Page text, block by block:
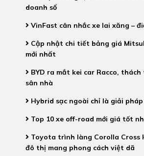
doanh số
VinFast cân nhắc xe lai xăng –
Cập nhật chi tiết bảng giá
mới nhất
BYD ra mắt kei car Racco,
sân nhà
Hybrid sạc ngoài chỉ là giải
Top 10 xe off-road mới giá tốt
Toyota trình làng Corolla Cross
đô thị mang phong cách việt dã